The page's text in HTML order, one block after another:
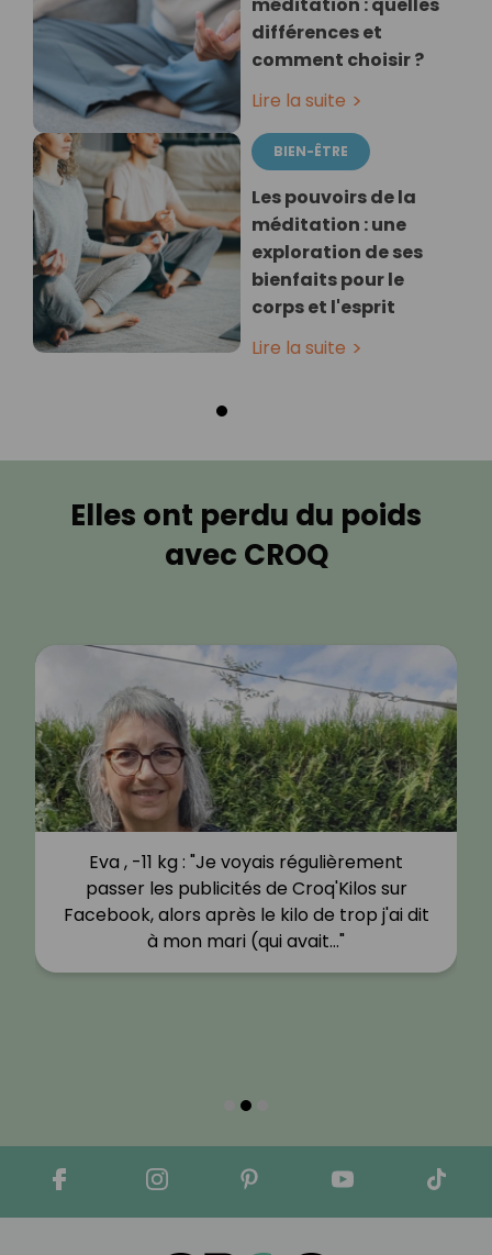
méditation : quelles
différences et
comment choisir ?
Lire la suite
BIEN-ÊTRE
Les pouvoirs de la
méditation : une
exploration de ses
bienfaits pour le
corps et l'esprit
Lire la suite
Elles ont perdu du poids
avec CROQ
Eva , -11 kg : "Je voyais régulièrement
passer les publicités de Croq'Kilos sur
Facebook, alors après le kilo de trop j'ai dit
à mon mari (qui avait…"